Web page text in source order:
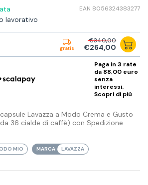
EAN 8056324383277
lavorativo
gratis
€340,00
€264,00
Paga in 3 rate
da 88,00 euro
senza
interessi.
Scopri di più
Lavazza a Modo Crema e Gusto
36 cialde di caffè) con Spedizione
MIO MARCA LAVAZZA